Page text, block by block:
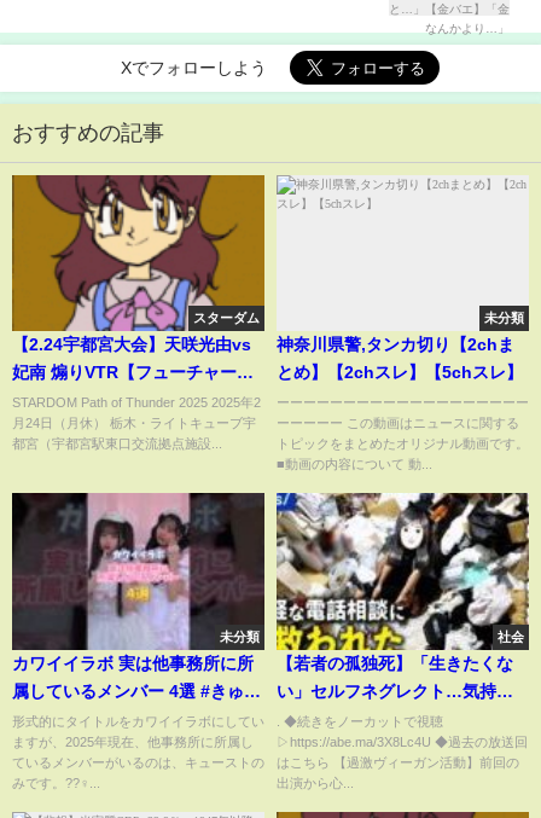
Xでフォローしよう
おすすめの記事
スターダム
【2.24宇都宮大会】天咲光由vs
妃南 煽りVTR【フューチャー・
オブ・スターダム選手権試合】
STARDOM Path of Thunder 2025 2025年2
月24日（月休） 栃木・ライトキューブ宇
都宮（宇都宮駅東口交流拠点施設...
未分類
神奈川県警,タンカ切り【2chま
とめ】【2chスレ】【5chスレ】
ーーーーーーーーーーーーーーーーーーー
ーーーーー この動画はニュースに関する
トピックをまとめたオリジナル動画です。
■動画の内容について 動...
未分類
カワイイラボ 実は他事務所に所
属しているメンバー 4選 #きゅー
すと
形式的にタイトルをカワイイラボにしてい
ますが、2025年現在、他事務所に所属し
ているメンバーがいるのは、キュースト‎の
みです。??‍♀️...
社会
【若者の孤独死】「生きたくな
い」セルフネグレクト…気持ち
を吐き出せる場所は？当事者と
議論｜アベプラ
. ◆続きをノーカットで視聴
▷https://abe.ma/3X8Lc4U ◆過去の放送回
はこちら 【過激ヴィーガン活動】前回の
出演から心...